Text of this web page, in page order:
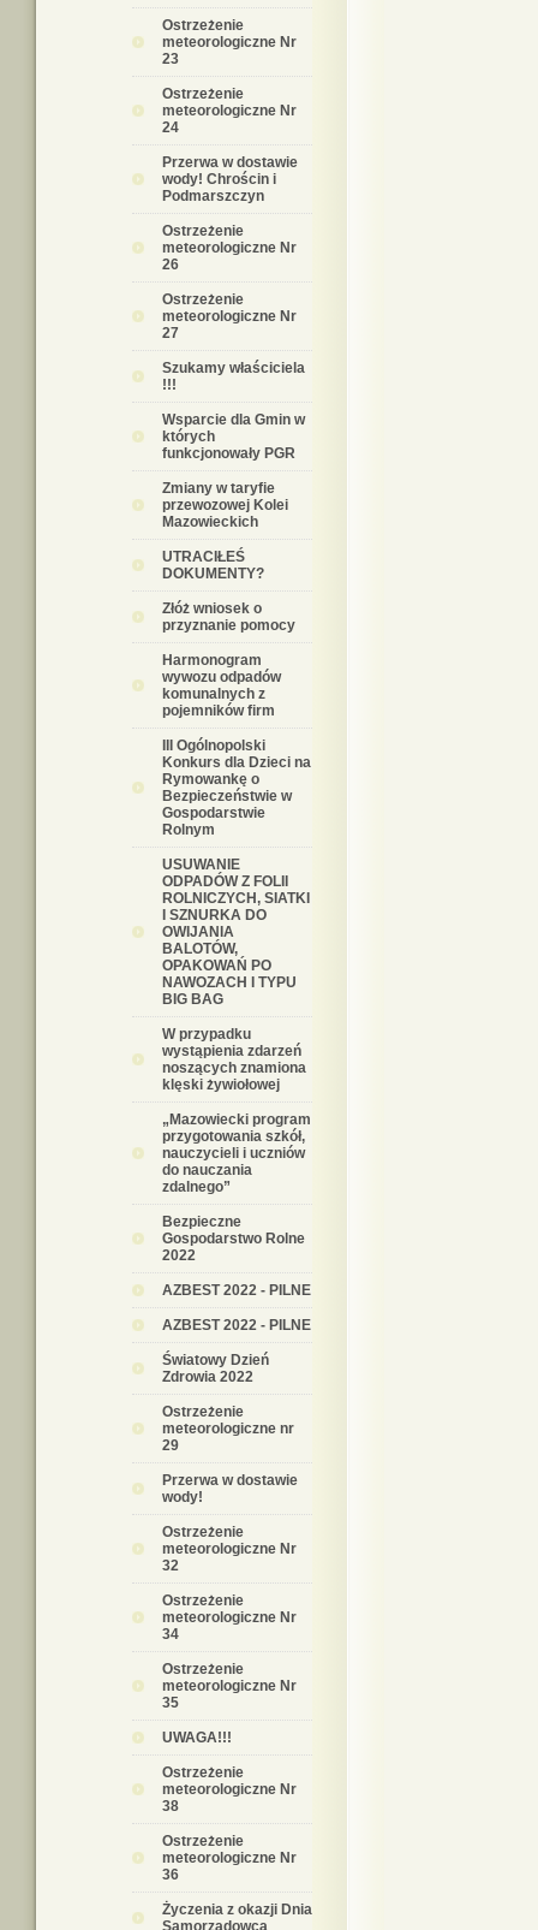
Ostrzeżenie
meteorologiczne Nr
23
Ostrzeżenie
meteorologiczne Nr
24
Przerwa w dostawie
wody! Chrościn i
Podmarszczyn
Ostrzeżenie
meteorologiczne Nr
26
Ostrzeżenie
meteorologiczne Nr
27
Szukamy właściciela
!!!
Wsparcie dla Gmin w
których
funkcjonowały PGR
Zmiany w taryfie
przewozowej Kolei
Mazowieckich
UTRACIŁEŚ
DOKUMENTY?
Złóż wniosek o
przyznanie pomocy
Harmonogram
wywozu odpadów
komunalnych z
pojemników firm
III Ogólnopolski
Konkurs dla Dzieci na
Rymowankę o
Bezpieczeństwie w
Gospodarstwie
Rolnym
USUWANIE
ODPADÓW Z FOLII
ROLNICZYCH, SIATKI
I SZNURKA DO
OWIJANIA
BALOTÓW,
OPAKOWAŃ PO
NAWOZACH I TYPU
BIG BAG
W przypadku
wystąpienia zdarzeń
noszących znamiona
klęski żywiołowej
„Mazowiecki program
przygotowania szkół,
nauczycieli i uczniów
do nauczania
zdalnego”
Bezpieczne
Gospodarstwo Rolne
2022
AZBEST 2022 - PILNE
AZBEST 2022 - PILNE
Światowy Dzień
Zdrowia 2022
Ostrzeżenie
meteorologiczne nr
29
Przerwa w dostawie
wody!
Ostrzeżenie
meteorologiczne Nr
32
Ostrzeżenie
meteorologiczne Nr
34
Ostrzeżenie
meteorologiczne Nr
35
UWAGA!!!
Ostrzeżenie
meteorologiczne Nr
38
Ostrzeżenie
meteorologiczne Nr
36
Życzenia z okazji Dnia
Samorządowca